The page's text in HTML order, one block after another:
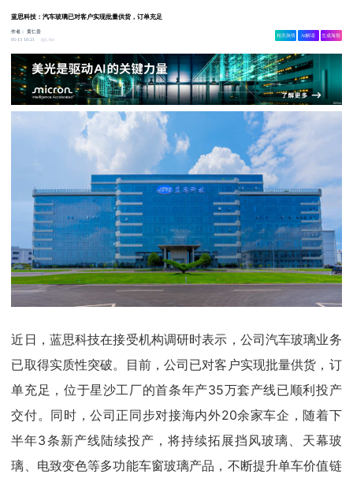
蓝思科技：汽车玻璃已对客户实现批量供货，订单充足
作者：黄仁贵
05-13 10:21
1.6w
相关舆情 AI解读 生成海报
近日，蓝思科技在接受机构调研时表示，公司汽车玻璃业务
已取得实质性突破。目前，公司已对客户实现批量供货，订
单充足，位于星沙工厂的首条年产35万套产线已顺利投产
交付。同时，公司正同步对接海内外20余家车企，随着下
半年3条新产线陆续投产，将持续拓展挡风玻璃、天幕玻
璃、电致变色等多功能车窗玻璃产品，不断提升单车价值链